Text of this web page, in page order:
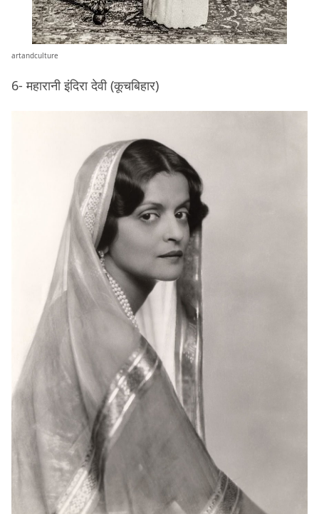
artandculture
6- महारानी इंदिरा देवी (कूचबिहार)